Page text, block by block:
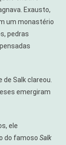
Exausto,
um monastério
pedras
Salk clareou.
emergiram
ele
do famoso Salk